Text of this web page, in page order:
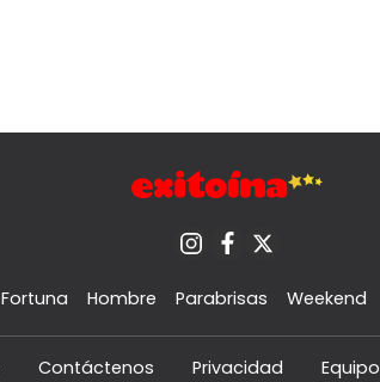
Fortuna Hombre Parabrisas Weekend
Contáctenos Privacidad Equipo